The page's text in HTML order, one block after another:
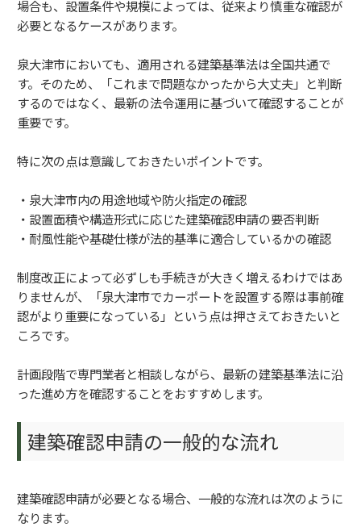
場合も、設置条件や規模によっては、従来より慎重な確認が
必要となるケースがあります。
泉大津市においても、適用される建築基準法は全国共通で
す。そのため、「これまで問題なかったから大丈夫」と判断
するのではなく、最新の法令運用に基づいて確認することが
重要です。
特に次の点は意識しておきたいポイントです。
・泉大津市内の用途地域や防火指定の確認
・設置面積や構造形式に応じた建築確認申請の要否判断
・耐風性能や基礎仕様が法的基準に適合しているかの確認
制度改正によって必ずしも手続きが大きく増えるわけではあ
りませんが、「泉大津市でカーポートを設置する際は事前確
認がより重要になっている」という点は押さえておきたいと
ころです。
計画段階で専門業者と相談しながら、最新の建築基準法に沿
った進め方を確認することをおすすめします。
建築確認申請の一般的な流れ
建築確認申請が必要となる場合、一般的な流れは次のように
なります。